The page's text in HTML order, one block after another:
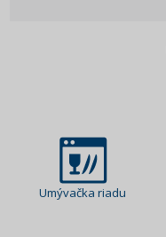
Umývačka riadu